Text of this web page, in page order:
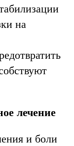
на
лечение
и боли